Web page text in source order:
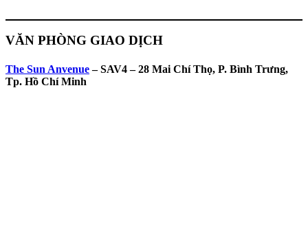
VĂN PHÒNG GIAO DỊCH
The Sun Anvenue– SAV4 – 28 Mai Chí Thọ, P. Bình Trưng,
Tp. Hồ Chí Minh